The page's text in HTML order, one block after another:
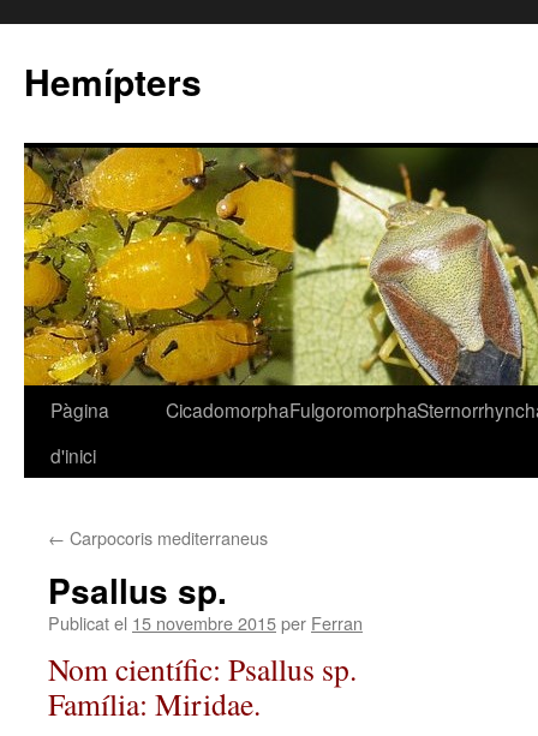
Hemípters
Vés
Pàgina
d'inici
CicadomorphaFulgoromorpha
← Carpocoris mediterraneus
Psallus sp.
Publicat el 15 novembre 2015per Ferran
Nom científic: Psallus sp.
Família: Miridae.